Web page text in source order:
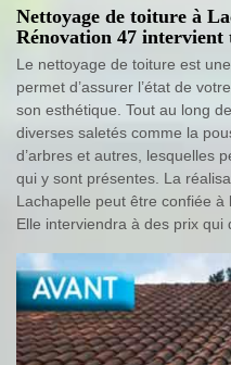
Nettoyage de toiture à
Rénovation 47 intervient
Le nettoyage de toiture est
permet d’assurer l’état de
son esthétique. Tout au long
diverses saletés comme la
d’arbres et autres, lesquelles
qui y sont présentes. La
Lachapelle peut être confiée à
Elle interviendra à des prix qui